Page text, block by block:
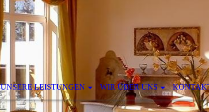
UNSERE LEISTUNGEN WIR ÜBER UNS